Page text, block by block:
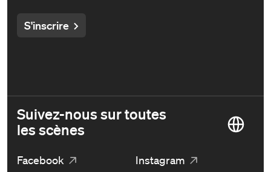
S'inscrire
Suivez-nous sur toutes
les scènes
Facebook
Instagram